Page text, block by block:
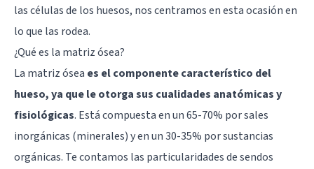
las células de los huesos, nos centramos en esta ocasión en
lo que las rodea.
¿Qué es la matriz ósea?
La matriz ósea es el componente característico del
hueso, ya que le otorga sus cualidades anatómicas y
fisiológicas. Está compuesta en un 65-70% por sales
inorgánicas (minerales) y en un 30-35% por sustancias
orgánicas. Te contamos las particularidades de sendos